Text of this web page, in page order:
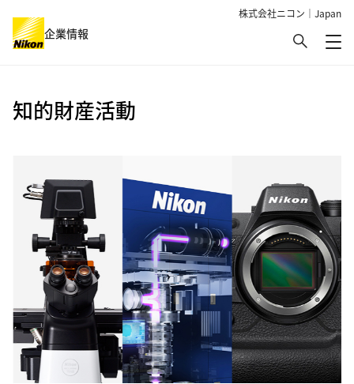
株式会社ニコン｜Japan
企業情報 検索
メ
知的財産活動